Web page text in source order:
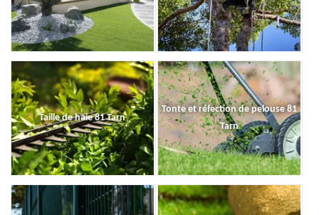
Taille de haie 81 Tarn
Tonte et réfection de pelouse 81
Tarn